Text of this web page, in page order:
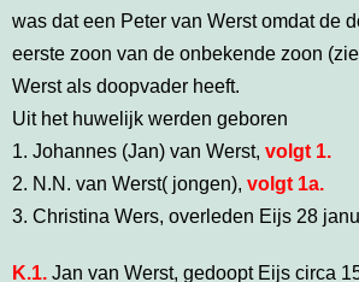
was dat een Peter van Werst omdat de
eerste zoon van de onbekende zoon
Werst als doopvader heeft.
Uit het huwelijk werden geboren
1. Johannes (Jan) van Werst, volgt 1.
2. N.N. van Werst( jongen), volgt 1a.
3. Christina Wers, overleden Eijs 28
K.1. Jan van Werst, gedoopt Eijs circa